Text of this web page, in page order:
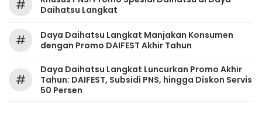
#
Daihatsu Langkat
#
Daya Daihatsu Langkat Manjakan Konsumen
dengan Promo DAIFEST Akhir Tahun
#
Daya Daihatsu Langkat Luncurkan Promo Akhir
Tahun: DAIFEST, Subsidi PNS, hingga Diskon Servis
50 Persen